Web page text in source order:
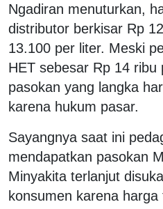
Ngadiran menuturkan,
distributor berkisar Rp
13.100 per liter. Meski
HET sebesar Rp 14 ribu
pasokan yang langka
karena hukum pasar.
Sayangnya saat ini
mendapatkan pasokan
Minyakita terlanjut
konsumen karena